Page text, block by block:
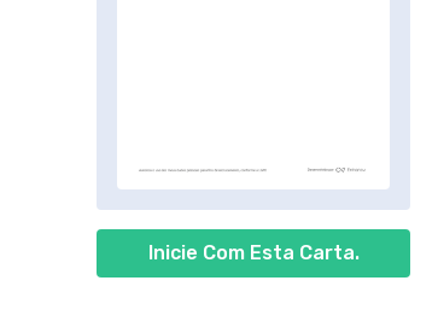
Inicie Com Esta Carta.